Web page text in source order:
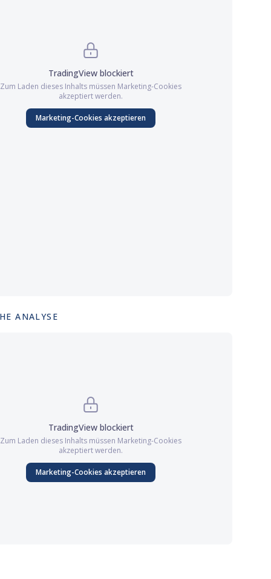
TradingViewblockiert
Zum Laden dieses Inhalts müssen Marketing-Cookies
akzeptiert werden.
Marketing-Cookies akzeptieren
ANALYSE
TradingViewblockiert
Zum Laden dieses Inhalts müssen Marketing-Cookies
akzeptiert werden.
Marketing-Cookies akzeptieren